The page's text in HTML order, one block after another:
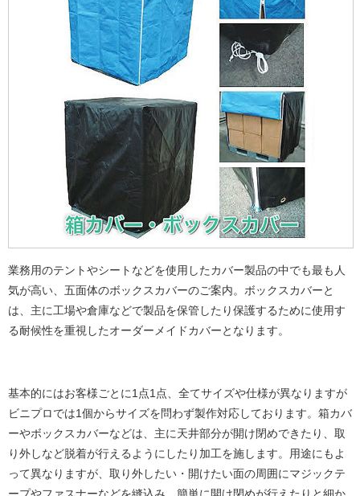
業務用のテントやシートなどを使用したカバー製品の中でも最も人
気が高い、五面体のボックスカバーのご案内。ボックスカバーと
は、主に工場や倉庫などで製品を保管したり保護するために使用す
る耐候性を重視したオーダーメイドカバーとなります。
基本的にはお客様ごとに1点1点、全てサイズや仕様が異なりますが
ビニプロでは1個からサイズを問わず製作対応しております。箱カバ
ーやボックスカバーなどは、主に天井部分が開け閉めできたり、取
り外しなど脱着が行えるようにしたり加工を施します。用途にもよ
って異なりますが、取り外したい・開けたい面の周囲にマジックテ